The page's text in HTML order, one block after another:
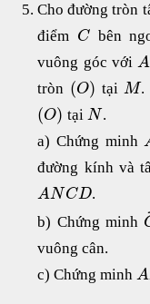
Cho đường tròn
điểm C bên
vuông góc vớiA
tròn (O) tạiM.
(O) tại N .
a) Chứng minh
đường kính và
AN CD.
b) Chứng minh
vuông cân.
c) Chứng minhA